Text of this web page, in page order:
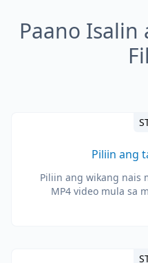
Paano Isalin
Piliin ang
Piliin ang wikang nais
MP4 video mula sa